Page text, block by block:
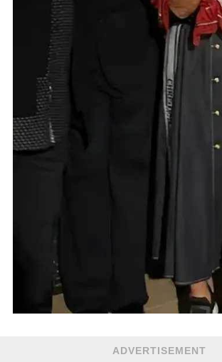
ADVERTISEMENT